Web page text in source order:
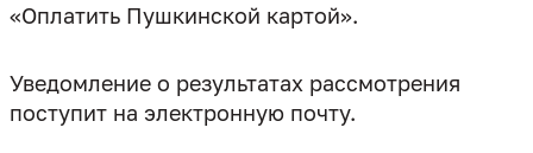
«Оплатить Пушкинской картой».
Уведомление о результатах рассмотрения
поступит на электронную почту.